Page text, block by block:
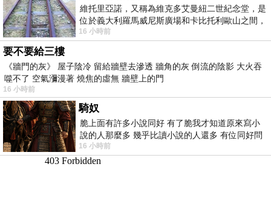
維托里亞諾，又稱為維克多艾曼紐二世紀念堂，是
位於義大利羅馬威尼斯廣場和卡比托利歐山之間，
用以紀念統一義大利統一後的的第一位國
16 小時前
要不要給三樓
《牆門的灰》 屋子陰冷 留給牆壁去滲透 牆角的灰 倒流的陰影 大火吞
噬不了 空氣瀰漫著 燒焦的虛無 牆壁上的門
16 小時前
騎奴
脆上面有許多小說同好 有了脆我才知道原來寫小
說的人那麼多 幾乎比讀小說的人還多 有位同好問
了一個問題 她說為什麼高中文學獎的
16 小時前